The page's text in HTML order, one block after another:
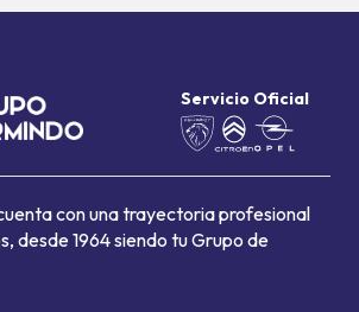
Servicio Oficial
con una trayectoria profesional
desde 1964 siendo tu Grupo de